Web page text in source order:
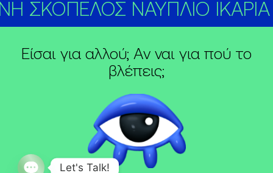
ΣΚΟΠΕΛΟΣ ΝΑΥΠΛΙΟ
Είσαι για αλλού; Αν ναι για πού το
βλέπεις;
Let's Talk!